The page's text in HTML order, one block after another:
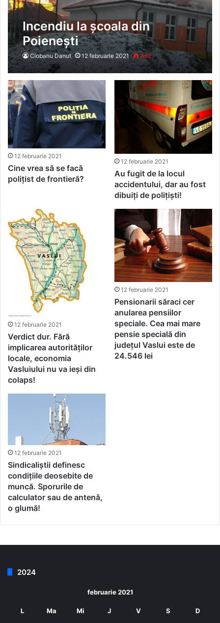
Incendiu la școala din
Poienești
Ciobanu Danut 12 februarie 2021 482
12 februarie 2021
Cine vrea să se facă
polițist de frontieră?
12 februarie 2021
Au fugit de la locul
accidentului, dar au fost
dibuiți de polițiști!
12 februarie 2021
Verdict dur. Fără
implicarea autorităților
locale, economia
Vasluiului nu va ieși din
colaps!
12 februarie 2021
Pensionarii săraci cer
anularea pensiilor
speciale. Cea mai mare
pensie specială din
județul Vaslui este de
24.546 lei
12 februarie 2021
Sindicaliștii definesc
condițiile deosebite de
muncă. Sporurile de
calculator sau de antenă,
o glumă!
2024
februarie 2021
L Ma Mi J V S D